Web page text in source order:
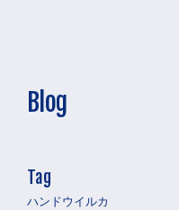
Blog
Tag
ハンドウイルカ